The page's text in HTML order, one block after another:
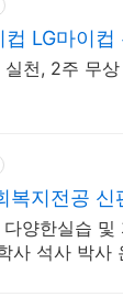
LG마이컵
천, 2주 무
복지전공
양한실습
사 석사 박사